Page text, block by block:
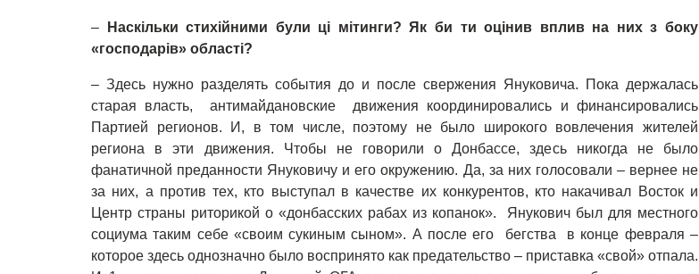
–
Наскільки стихійними були ці мітинги? Як би ти оцінив вплив на них з боку
«господарів» області?
– Здесь нужно разделять события до и после свержения Януковича. Пока держалась
старая власть, антимайдановские движения координировались и финансировались
Партией регионов. И, в том числе, поэтому не было широкого вовлечения жителей
региона в эти движения. Чтобы не говорили о Донбассе, здесь никогда не было
фанатичной преданности Януковичу и его окружению. Да, за них голосовали – вернее не
за них, а против тех, кто выступал в качестве их конкурентов, кто накачивал Восток и
Центр страны риторикой о «донбасских рабах из копанок». Янукович был для местного
социума таким себе «своим сукиным сыном». А после его бегства в конце февраля –
которое здесь однозначно было воспринято как предательство – приставка «свой» отпала.